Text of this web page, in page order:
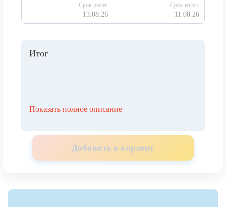
Срок изгот.
13.08.26
Срок изгот.
11.08.26
Итог
Показать полное описание
Добавить в корзину